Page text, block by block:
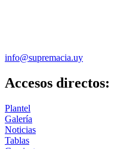
info@supremacia.uy
Accesos directos:
Plantel
Galería
Noticias
Tablas